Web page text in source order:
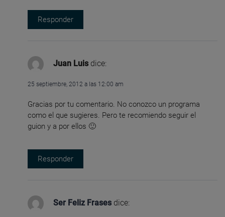
Responder
Juan Luis dice:
25 septiembre, 2012 a las 12:00 am
Gracias por tu comentario. No conozco un programa
como el que sugieres. Pero te recomiendo seguir el
guion y a por ellos 🙂
Responder
Ser Feliz Frases dice: